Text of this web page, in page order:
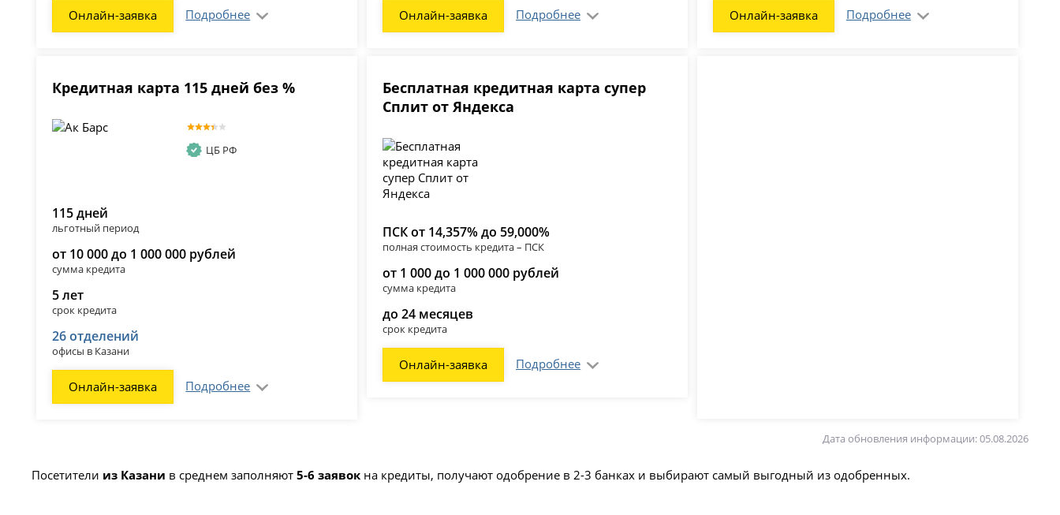
Онлайн-заявка Подробнее Онлайн-заявка Подробнее Онлайн-заявка Подробнее
Кредитная карта 115 дней без %
ЦБ РФ
115 дней
льготный период
от 10 000 до 1 000 000 рублей
сумма кредита
5 лет
срок кредита
26 отделений
офисы в Казани
Онлайн-заявка Подробнее
Бесплатная кредитная карта супер
Сплит от Яндекса
ПСК от 14,357% до 59,000%
полная стоимость кредита – ПСК
от 1 000 до 1 000 000 рублей
сумма кредита
до 24 месяцев
срок кредита
Онлайн-заявка Подробнее
Дата обновления информации: 05.08.2026
Посетители из Казани в среднем заполняют5-6 заявок на кредиты, получают одобрение в 2-3 банках и выбирают самый выгодный из одобренных.